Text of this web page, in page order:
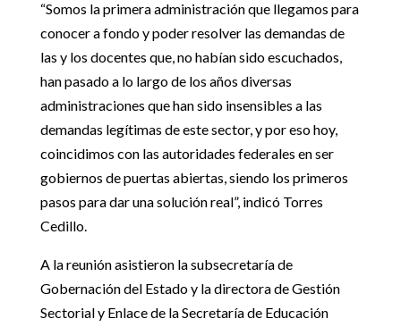
“Somos la primera administración que llegamos para
conocer a fondo y poder resolver las demandas de
las y los docentes que, no habían sido escuchados,
han pasado a lo largo de los años diversas
administraciones que han sido insensibles a las
demandas legítimas de este sector, y por eso hoy,
coincidimos con las autoridades federales en ser
gobiernos de puertas abiertas, siendo los primeros
pasos para dar una solución real”, indicó Torres
Cedillo.
A la reunión asistieron la subsecretaría de
Gobernación del Estado y la directora de Gestión
Sectorial y Enlace de la Secretaría de Educación